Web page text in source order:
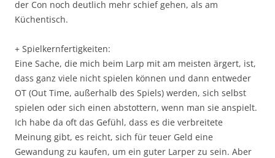
der Con noch deutlich mehr schief gehen, als am
Küchentisch.
+ Spielkernfertigkeiten:
Eine Sache, die mich beim Larp mit am meisten ärgert, ist,
dass ganz viele nicht spielen können und dann entweder
OT (Out Time, außerhalb des Spiels) werden, sich selbst
spielen oder sich einen abstottern, wenn man sie anspielt.
Ich habe da oft das Gefühl, dass es die verbreitete
Meinung gibt, es reicht, sich für teuer Geld eine
Gewandung zu kaufen, um ein guter Larper zu sein. Aber